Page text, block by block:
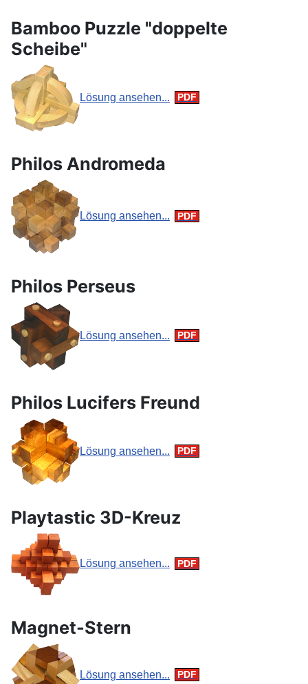
Bamboo Puzzle "doppelte
Scheibe"
Lösung ansehen...
Philos Andromeda
Lösung ansehen...
Philos Perseus
Lösung ansehen...
Philos Lucifers Freund
Lösung ansehen...
Playtastic 3D-Kreuz
Lösung ansehen...
Magnet-Stern
Lösung ansehen...